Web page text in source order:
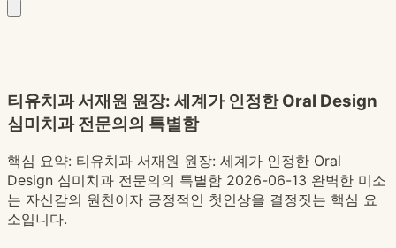
티유치과 서재원 원장: 세계가 인정한 Oral Design
심미치과 전문의의 특별함
핵심 요약: 티유치과 서재원 원장: 세계가 인정한 Oral
Design 심미치과 전문의의 특별함 2026-06-13 완벽한 미소
는 자신감의 원천이자 긍정적인 첫인상을 결정짓는 핵심 요
소입니다.